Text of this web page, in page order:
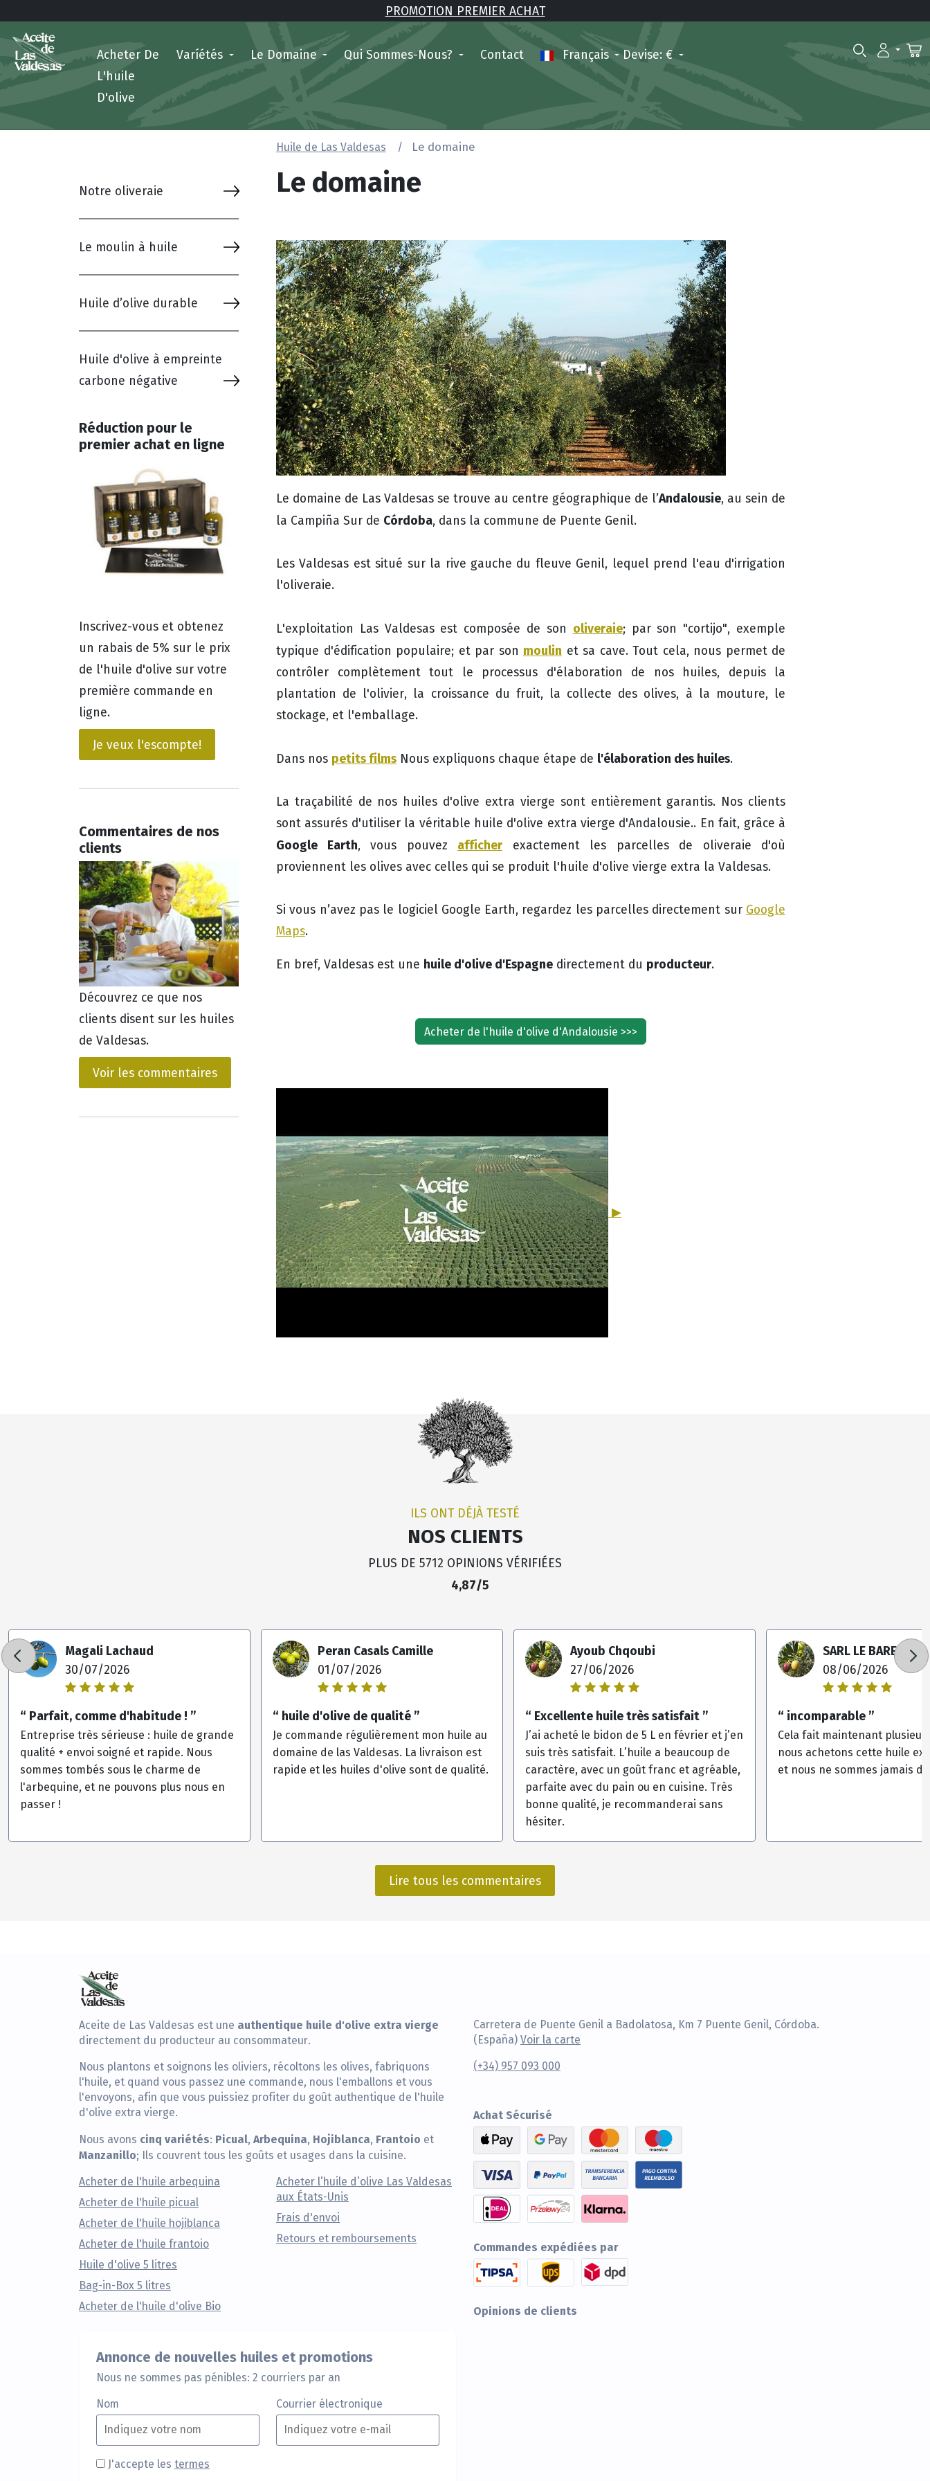
PROMOTION PREMIER ACHAT
Acheter De
L'huile
D'olive
Varíétés Le Domaine Qui Sommes-Nous? Contact Français Devise: €
Huile de Las Valdesas Le domaine
Notre oliveraie
Le moulin à huile
Huile d’olive durable
Huile d'olive à empreinte
carbone négative
Réduction pour le
premier achat en ligne
Inscrivez-vous et obtenez
un rabais de 5% sur le prix
de l'huile d'olive sur votre
première commande en
ligne.
Je veux l'escompte!
Commentaires de nos
clients
Découvrez ce que nos
clients disent sur les huiles
de Valdesas.
Voir les commentaires
Le domaine
Le domaine de Las Valdesas se trouve au centre géographique de l’Andalousie, au sein de
la Campiña Sur de Córdoba, dans la commune de Puente Genil.
Les Valdesas est situé sur la rive gauche du fleuve Genil, lequel prend l'eau d'irrigation
l'oliveraie.
L'exploitation Las Valdesas est composée de son oliveraie; par son "cortijo", exemple
typique d'édification populaire; et par son moulin et sa cave. Tout cela, nous permet de
contrôler complètement tout le processus d'élaboration de nos huiles, depuis la
plantation de l'olivier, la croissance du fruit, la collecte des olives, à la mouture, le
stockage, et l'emballage.
Dans nos petits films Nous expliquons chaque étape de l'élaboration des huiles.
La traçabilité de nos huiles d'olive extra vierge sont entièrement garantis. Nos clients
sont assurés d'utiliser la véritable huile d'olive extra vierge d'Andalousie.. En fait, grâce à
Google Earth, vous pouvez afficher exactement les parcelles de oliveraie d'où
proviennent les olives avec celles qui se produit l'huile d'olive vierge extra la Valdesas.
Si vous n’avez pas le logiciel Google Earth, regardez les parcelles directement sur Google
Maps.
En bref, Valdesas est une huile d'olive d'Espagne directement du producteur.
Acheter de l'huile d'olive d'Andalousie >>>
▶
ILS ONT DÉJÀ TESTÉ
NOS CLIENTS
PLUS DE 5712 OPINIONS VÉRIFIÉES
4,87/5
Magali Lachaud
30/07/2026
“ Parfait, comme d'habitude ! ”
Entreprise très sérieuse : huile de grande
qualité + envoi soigné et rapide. Nous
sommes tombés sous le charme de
l'arbequine, et ne pouvons plus nous en
passer !
Peran Casals Camille
01/07/2026
“ huile d'olive de qualité ”
Je commande régulièrement mon huile au
domaine de las Valdesas. La livraison est
rapide et les huiles d'olive sont de qualité.
Ayoub Chqoubi
27/06/2026
“ Excellente huile très satisfait ”
J’ai acheté le bidon de 5 L en février et j’en
suis très satisfait. L’huile a beaucoup de
caractère, avec un goût franc et agréable,
parfaite avec du pain ou en cuisine. Très
bonne qualité, je recommanderai sans
hésiter.
SARL LE BAREIL
08/06/2026
“ incomparable ”
Cela fait maintenant
nous achetons cette huile
et nous ne sommes jamais
Lire tous les commentaires
Aceite de Las Valdesas est une authentique huile d'olive extra vierge
directement du producteur au consommateur.
Nous plantons et soignons les oliviers, récoltons les olives, fabriquons
l'huile, et quand vous passez une commande, nous l'emballons et vous
l'envoyons, afin que vous puissiez profiter du goût authentique de l'huile
d'olive extra vierge.
Nous avons cinq variétés: Picual, Arbequina, Hojiblanca, Frantoio et
Manzanillo; Ils couvrent tous les goûts et usages dans la cuisine.
Acheter de l'huile arbequina
Acheter de l'huile picual
Acheter de l'huile hojiblanca
Acheter de l'huile frantoio
Huile d'olive 5 litres
Bag-in-Box 5 litres
Acheter de l'huile d'olive Bio
Acheter l’huile d’olive Las Valdesas
aux États-Unis
Frais d'envoi
Retours et remboursements
Annonce de nouvelles huiles et promotions
Nous ne sommes pas pénibles: 2 courriers par an
Nom
Courrier électronique
J'accepte les termes
Carretera de Puente Genil a Badolatosa, Km 7 Puente Genil, Córdoba.
(España)Voir la carte
(+34) 957 093 000
Achat Sécurisé
Commandes expédiées par
Opinions de clients